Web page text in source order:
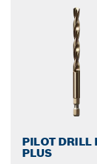
PILOT DRILL
PLUS